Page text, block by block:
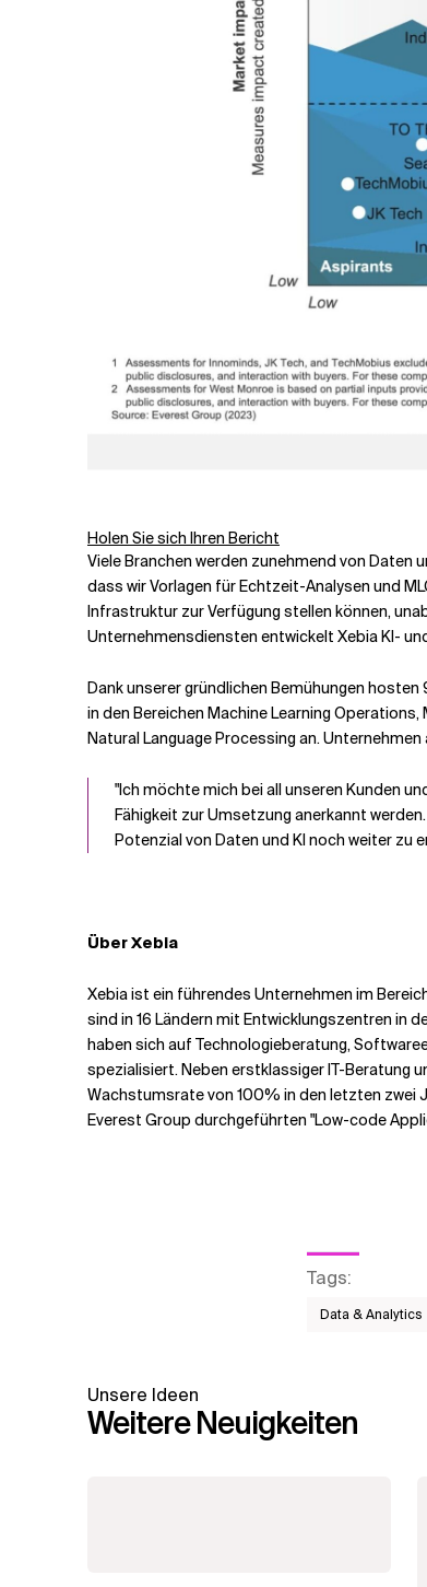
Holen Sie sich Ihren Bericht
Viele Branchen werden zunehmend von Daten
dass wir Vorlagen für Echtzeit-Analysen und
Infrastruktur zur Verfügung stellen können,
Unternehmensdiensten entwickelt Xebia KI-
Dank unserer gründlichen Bemühungen
in den Bereichen Machine Learning
Natural Language Processing an.
"Ich möchte mich bei all unseren Kunden
Fähigkeit zur Umsetzung anerkannt
Potenzial von Daten und KI noch weiter zu
Über Xebia
Xebia ist ein führendes Unternehmen im
sind in 16 Ländern mit Entwicklungszentren in
haben sich auf Technologieberatung,
spezialisiert. Neben erstklassiger IT-Beratung
Wachstumsrate von 100% in den letzten zwei
Everest Group durchgeführten "Low-code
Tags:
Data & Analytics
Unsere Ideen
Weitere Neuigkeiten